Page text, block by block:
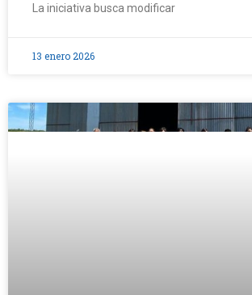
La iniciativa busca modificar
13 enero 2026